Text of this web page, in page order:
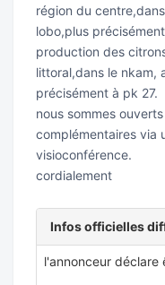
région du
lobo,plus
production des
littoral,dans le nkam,
précisément à pk 27.
nous sommes
complémentaires via
visioconférence.
cordialement
Infos officielles
l'annonceur déclare